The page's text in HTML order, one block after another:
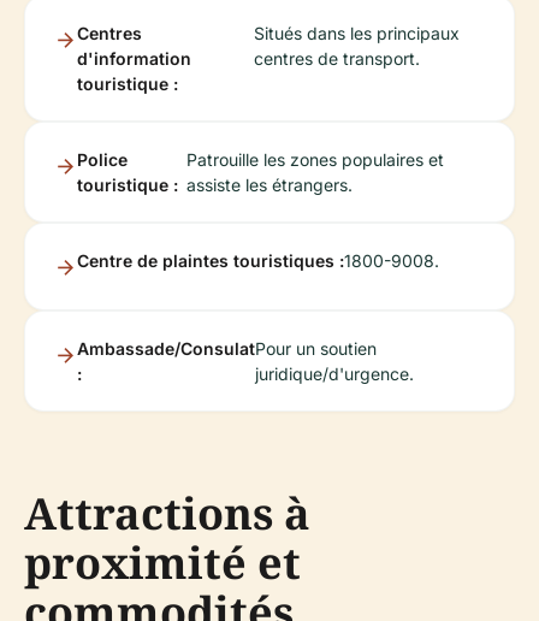
Centres
d'information
touristique :
Situés dans les principaux
centres de transport.
Police
touristique :
Patrouille les zones populaires et
assiste les étrangers.
Centre de plaintes touristiques :1800-9008.
Ambassade/Consulat
:
Pour un soutien
juridique/d'urgence.
Attractions à
proximité et